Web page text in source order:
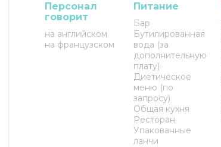
Персонал
говорит
на английском
на французском
Питание
Бар
Бутилированная
вода (за
дополнительную
плату)
Диетическое
меню (по
запросу)
Общая кухня
Ресторан
Упакованные
ланчи